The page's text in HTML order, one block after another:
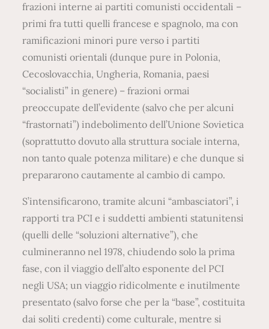
frazioni interne ai partiti comunisti occidentali –
primi fra tutti quelli francese e spagnolo, ma con
ramificazioni minori pure verso i partiti
comunisti orientali (dunque pure in Polonia,
Cecoslovacchia, Ungheria, Romania, paesi
“socialisti” in genere) – frazioni ormai
preoccupate dell’evidente (salvo che per alcuni
“frastornati”) indebolimento dell’Unione Sovietica
(soprattutto dovuto alla struttura sociale interna,
non tanto quale potenza militare) e che dunque si
prepararono cautamente al cambio di campo.
S’intensificarono, tramite alcuni “ambasciatori”, i
rapporti tra PCI e i suddetti ambienti statunitensi
(quelli delle “soluzioni alternative”), che
culmineranno nel 1978, chiudendo solo la prima
fase, con il viaggio dell’alto esponente del PCI
negli USA; un viaggio ridicolmente e inutilmente
presentato (salvo forse che per la “base”, costituita
dai soliti credenti) come culturale, mentre si